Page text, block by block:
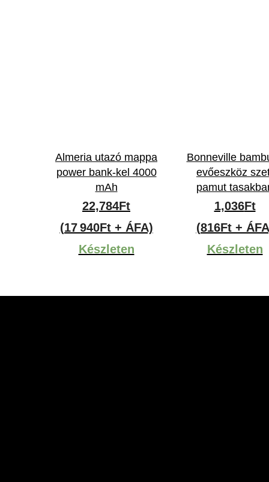
Almeria utazó mappa
power bank-kel 4000
mAh
22,784Ft
(17 940Ft + ÁFA)
Készleten
Bonneville
evőeszköz
pamut
1,036Ft
(816Ft +
Készleten